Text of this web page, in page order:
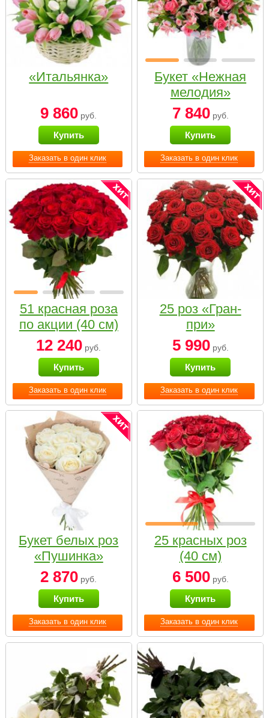
Заказать в один клик
«Итальянка»
9 860 руб.
Купить
Заказать в один клик
Букет «Нежная
мелодия»
7 840руб.
Купить
Заказать в один клик
51 красная роза
по акции (40 см)
12 240 руб.
Купить
Заказать в один клик
25 роз «Гран-
при»
5 990руб.
Купить
Заказать в один клик
Букет белых роз
«Пушинка»
2 870 руб.
Купить
Заказать в один клик
25 красных роз
(40 см)
6 500руб.
Купить